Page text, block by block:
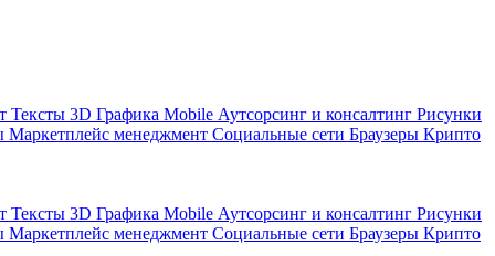
Тексты 3D Графика Mobile Аутсорсинг и консалтинг Рисунки
Маркетплейс менеджмент Социальные сети Браузеры Крипто
Тексты 3D Графика Mobile Аутсорсинг и консалтинг Рисунки
Маркетплейс менеджмент Социальные сети Браузеры Крипто